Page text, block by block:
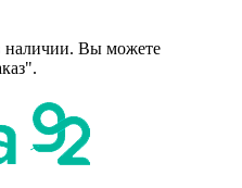
наличии. Вы можете